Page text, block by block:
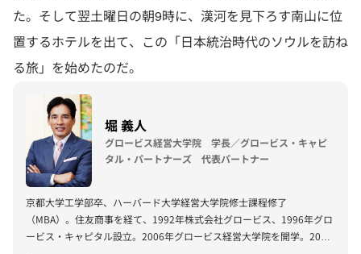
た。そして翌土曜日の朝9時に、漢河を見下ろす南山に位
置するホテルを出て、この「日本統治時代のソウルを訪ね
る旅」を始めたのだ。
堀 義人
グロービス経営大学院 学長／グロービス・キャピ
タル・パートナーズ 代表パートナー
京都大学工学部卒、ハーバード大学経営大学院修士課程修了
（MBA）。住友商事を経て、1992年株式会社グロービス、1996年グロ
ービス・キャピタル設立。2006年グロービス経営大学院を開学。2008